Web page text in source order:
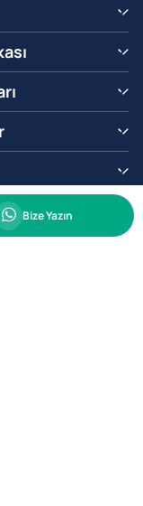
Whatsapp
Bize Yazın